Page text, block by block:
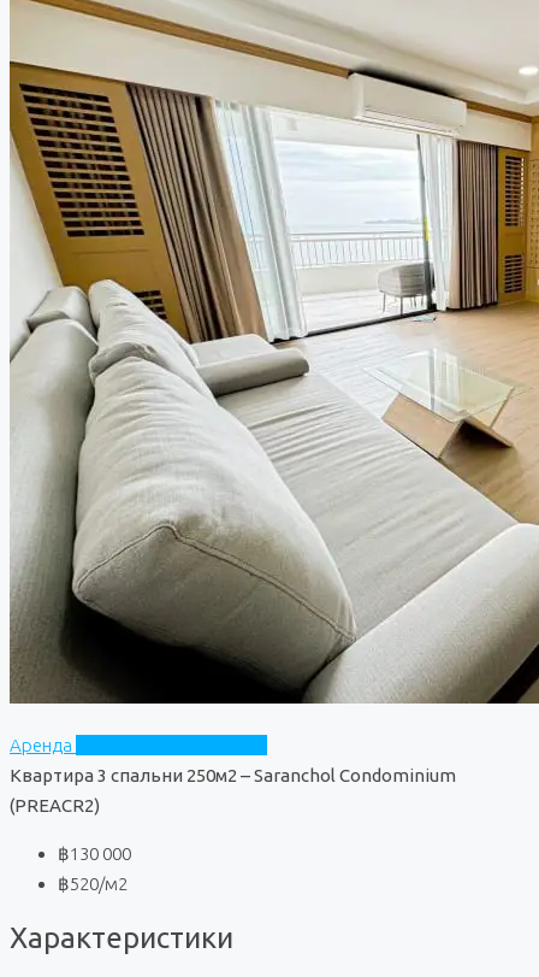
Аренда
Квартира 3 спальни 250м2 – Saranchol Condominium
(PREACR2)
฿130 000
฿520/м2
Характеристики